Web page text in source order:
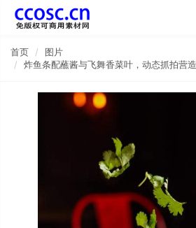
首页
图片
炸鱼条配蘸酱与飞舞香菜叶，动态抓拍营